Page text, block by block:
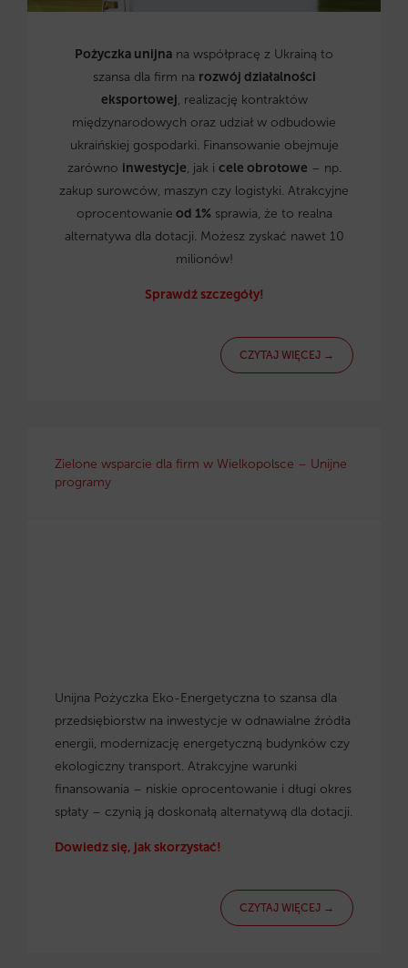
Pożyczka unijna na współpracę z Ukrainą to
szansa dla firm na rozwój działalności
eksportowej, realizację kontraktów
międzynarodowych oraz udział w odbudowie
ukraińskiej gospodarki. Finansowanie obejmuje
zarówno inwestycje, jak i cele obrotowe – np.
zakup surowców, maszyn czy logistyki. Atrakcyjne
oprocentowanie od 1%sprawia, że to realna
alternatywa dla dotacji. Możesz zyskać nawet 10
milionów!
Sprawdź szczegóły!
CZYTAJ WIĘCEJ →
Zielone wsparcie dla firm w Wielkopolsce – Unijne
programy
Unijna Pożyczka Eko-Energetyczna to szansa dla
przedsiębiorstw na inwestycje w odnawialne źródła
energii, modernizację energetyczną budynków czy
ekologiczny transport. Atrakcyjne warunki
finansowania – niskie oprocentowanie i długi okres
spłaty – czynią ją doskonałą alternatywą dla dotacji.
Dowiedz się, jak skorzystać!
CZYTAJ WIĘCEJ →